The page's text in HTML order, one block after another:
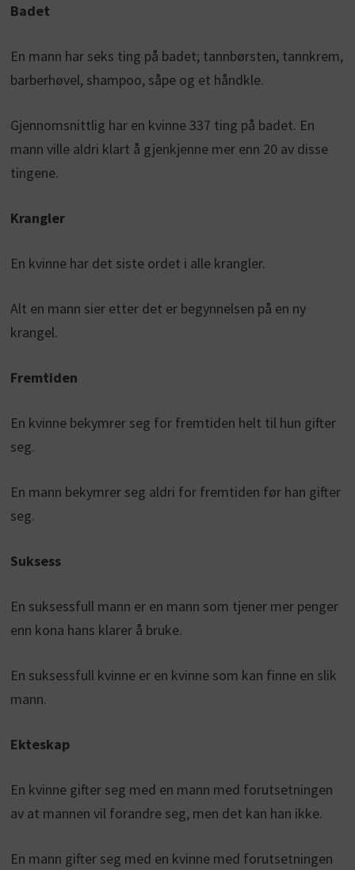
Badet
En mann har seks ting på badet; tannbørsten, tannkrem,
barberhøvel, shampoo, såpe og et håndkle.
Gjennomsnittlig har en kvinne 337 ting på badet. En
mann ville aldri klart å gjenkjenne mer enn 20 av disse
tingene.
Krangler
En kvinne har det siste ordet i alle krangler.
Alt en mann sier etter det er begynnelsen på en ny
krangel.
Fremtiden
En kvinne bekymrer seg for fremtiden helt til hun gifter
seg.
En mann bekymrer seg aldri for fremtiden før han gifter
seg.
Suksess
En suksessfull mann er en mann som tjener mer penger
enn kona hans klarer å bruke.
En suksessfull kvinne er en kvinne som kan finne en slik
mann.
Ekteskap
En kvinne gifter seg med en mann med forutsetningen
av at mannen vil forandre seg, men det kan han ikke.
En mann gifter seg med en kvinne med forutsetningen